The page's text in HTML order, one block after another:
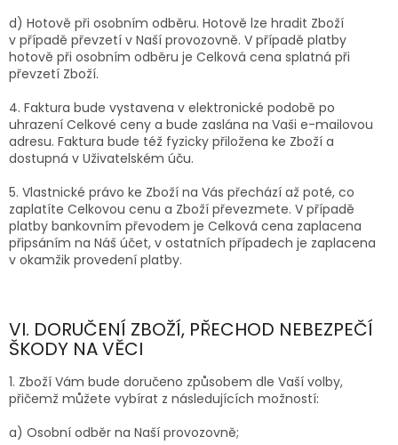
d) Hotově při osobním odběru. Hotově lze hradit Zboží
v případě převzetí v Naší provozovně. V případě platby
hotově při osobním odběru je Celková cena splatná při
převzetí Zboží.
4. Faktura bude vystavena v elektronické podobě po
uhrazení Celkové ceny a bude zaslána na Vaši e-mailovou
adresu. Faktura bude též fyzicky přiložena ke Zboží a
dostupná v Uživatelském úču.
5. Vlastnické právo ke Zboží na Vás přechází až poté, co
zaplatíte Celkovou cenu a Zboží převezmete. V případě
platby bankovním převodem je Celková cena zaplacena
připsáním na Náš účet, v ostatních případech je zaplacena
v okamžik provedení platby.
VI. DORUČENÍ ZBOŽÍ, PŘECHOD NEBEZPEČÍ
ŠKODY NA VĚCI
1. Zboží Vám bude doručeno způsobem dle Vaší volby,
přičemž můžete vybírat z následujících možností:
a) Osobní odběr na Naší provozovně;